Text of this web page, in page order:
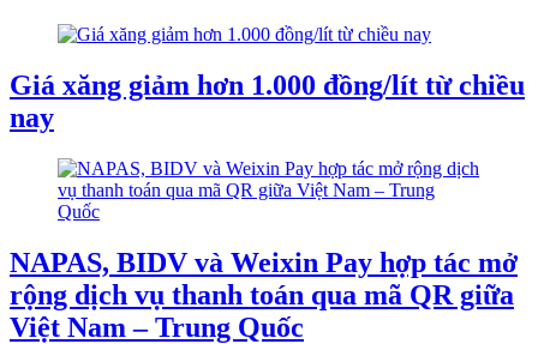
Giá xăng giảm hơn 1.000 đồng/lít từ chiều
nay
NAPAS, BIDV và Weixin Pay hợp tác mở
rộng dịch vụ thanh toán qua mã QR giữa
Việt Nam – Trung Quốc